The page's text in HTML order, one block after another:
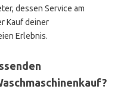
dessen Service am
Kauf deiner
Erlebnis.